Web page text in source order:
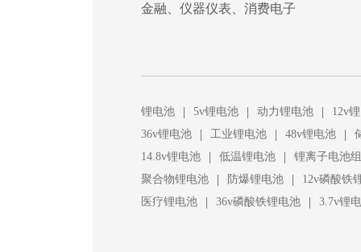
金融、仪器仪表、消费电子
锂电池 | 5v锂电池 | 动力锂电池 |
12v
36v锂电池
| 工业锂电池 | 48v锂电池 |
14.8v锂电池
| 低温锂电池 |
锂离子电池组
聚合物锂电池
| 防爆锂电池 |
12v磷酸铁
医疗锂电池
| 36v磷酸铁锂电池 | 3.7v锂